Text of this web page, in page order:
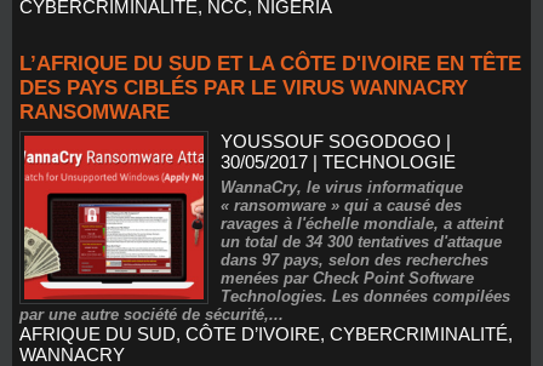
CYBERCRIMINALITÉ, NCC, NIGERIA
L’AFRIQUE DU SUD ET LA CÔTE D'IVOIRE EN TÊTE
DES PAYS CIBLÉS PAR LE VIRUS WANNACRY
RANSOMWARE
YOUSSOUF SOGODOGO |
30/05/2017 |TECHNOLOGIE
WannaCry, le virus informatique
« ransomware » qui a causé des
ravages à l'échelle mondiale, a atteint
un total de 34 300 tentatives d'attaque
dans 97 pays, selon des recherches
menées par Check Point Software
Technologies. Les données compilées
par une autre société de sécurité,...
AFRIQUE DU SUD, CÔTE D’IVOIRE, CYBERCRIMINALITÉ,
WANNACRY